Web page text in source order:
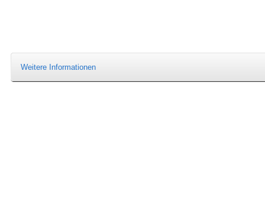
Weitere Informationen